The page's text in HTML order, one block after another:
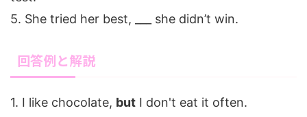
5. She tried her best, ___ she didn’t win.
回答例と解説
1. I like chocolate, but I don't eat it often.